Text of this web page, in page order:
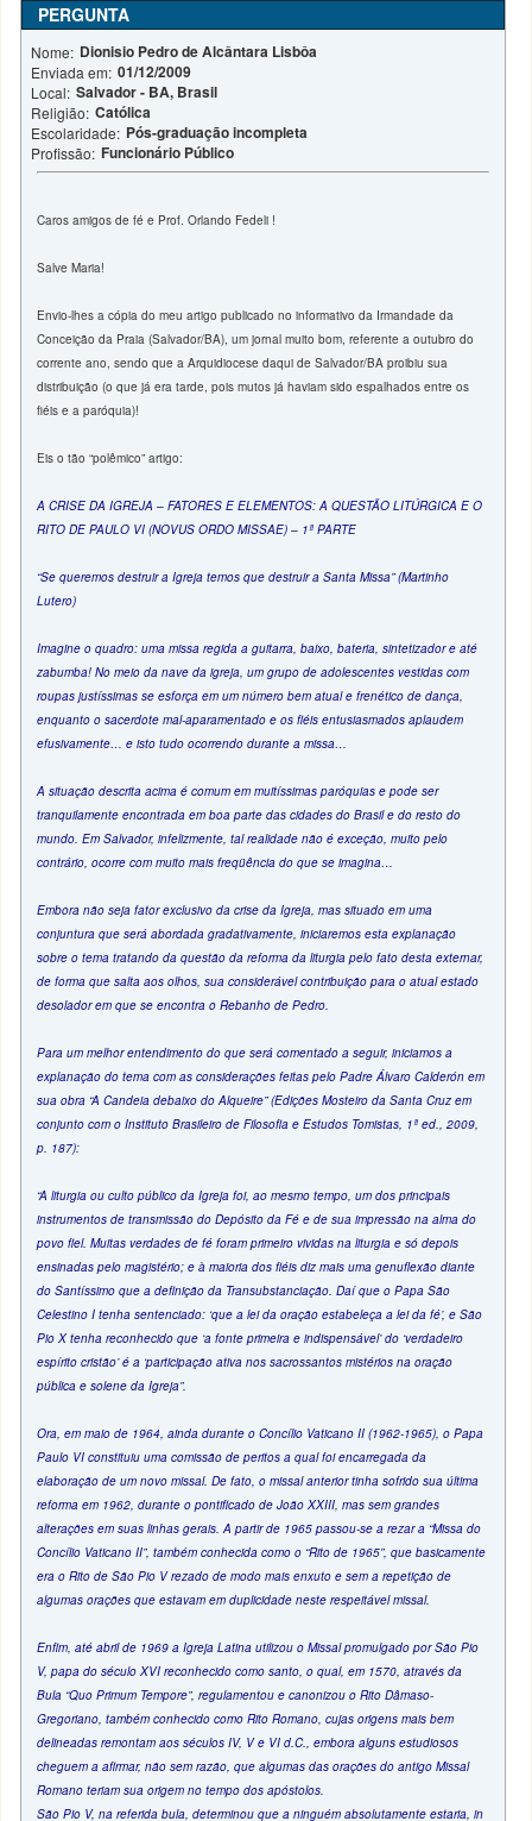
PERGUNTA
Nome: Dionisio Pedro de Alcântara Lisbôa
Enviada em: 01/12/2009
Local: Salvador - BA, Brasil
Religião: Católica
Escolaridade: Pós-graduação incompleta
Profissão: Funcionário Público
Caros amigos de fé e Prof. Orlando Fedeli !
Salve Maria!
Envio-lhes a cópia do meu artigo publicado no informativo da Irmandade da
Conceição da Praia (Salvador/BA), um jornal muito bom, referente a outubro do
corrente ano, sendo que a Arquidiocese daqui de Salvador/BA proibiu sua
distribuição (o que já era tarde, pois mutos já haviam sido espalhados entre os
fiéis e a paróquia)!
Eis o tão “polêmico” artigo:
A CRISE DA IGREJA – FATORES E ELEMENTOS: A QUESTÃO LITÚRGICA E O
RITO DE PAULO VI (NOVUS ORDO MISSAE) – 1ª PARTE
“Se queremos destruir a Igreja temos que destruir a Santa Missa” (Martinho
Lutero)
Imagine o quadro: uma missa regida a guitarra, baixo, bateria, sintetizador e até
zabumba! No meio da nave da igreja, um grupo de adolescentes vestidas com
roupas justíssimas se esforça em um número bem atual e frenético de dança,
enquanto o sacerdote mal-aparamentado e os fiéis entusiasmados aplaudem
efusivamente… e isto tudo ocorrendo durante a missa…
A situação descrita acima é comum em muitíssimas paróquias e pode ser
tranquilamente encontrada em boa parte das cidades do Brasil e do resto do
mundo. Em Salvador, infelizmente, tal realidade não é exceção, muito pelo
contrário, ocorre com muito mais freqüência do que se imagina…
Embora não seja fator exclusivo da crise da Igreja, mas situado em uma
conjuntura que será abordada gradativamente, iniciaremos esta explanação
sobre o tema tratando da questão da reforma da liturgia pelo fato desta externar,
de forma que salta aos olhos, sua considerável contribuição para o atual estado
desolador em que se encontra o Rebanho de Pedro.
Para um melhor entendimento do que será comentado a seguir, iniciamos a
explanação do tema com as considerações feitas pelo Padre Álvaro Calderón em
sua obra “A Candeia debaixo do Alqueire” (Edições Mosteiro da Santa Cruz em
conjunto com o Instituto Brasileiro de Filosofia e Estudos Tomistas, 1ª ed., 2009,
p. 187):
“A liturgia ou culto público da Igreja foi, ao mesmo tempo, um dos principais
instrumentos de transmissão do Depósito da Fé e de sua impressão na alma do
povo fiel. Muitas verdades de fé foram primeiro vividas na liturgia e só depois
ensinadas pelo magistério; e à maioria dos fiéis diz mais uma genuflexão diante
do Santíssimo que a definição da Transubstanciação. Daí que o Papa São
Celestino I tenha sentenciado: ‘que a lei da oração estabeleça a lei da fé’, e São
Pio X tenha reconhecido que ‘a fonte primeira e indispensável’ do ‘verdadeiro
espírito cristão’ é a ‘participação ativa nos sacrossantos mistérios na oração
pública e solene da Igreja”.
Ora, em maio de 1964, ainda durante o Concílio Vaticano II (1962-1965), o Papa
Paulo VI constituiu uma comissão de peritos a qual foi encarregada da
elaboração de um novo missal. De fato, o missal anterior tinha sofrido sua última
reforma em 1962, durante o pontificado de João XXIII, mas sem grandes
alterações em suas linhas gerais. A partir de 1965 passou-se a rezar a “Missa do
Concílio Vaticano II”, também conhecida como o “Rito de 1965”, que basicamente
era o Rito de São Pio V rezado de modo mais enxuto e sem a repetição de
algumas orações que estavam em duplicidade neste respeitável missal.
Enfim, até abril de 1969 a Igreja Latina utilizou o Missal promulgado por São Pio
V, papa do século XVI reconhecido como santo, o qual, em 1570, através da
Bula “Quo Primum Tempore”, regulamentou e canonizou o Rito Dâmaso-
Gregoriano, também conhecido como Rito Romano, cujas origens mais bem
delineadas remontam aos séculos IV, V e VI d.C., embora alguns estudiosos
cheguem a afirmar, não sem razão, que algumas das orações do antigo Missal
Romano teriam sua origem no tempo dos apóstolos.
São Pio V, na referida bula, determinou que a ninguém absolutamente estaria, in